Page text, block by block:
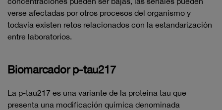
verse afectadas por otros procesos del organismo y
todavía existen retos relacionados con la estandarización
entre laboratorios.
Biomarcador p-tau217
La p-tau217 es una variante de la proteína tau que
presenta una modificación química denominada